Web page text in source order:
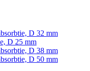
D 32 mm
D 25 mm
D 38 mm
D 50 mm